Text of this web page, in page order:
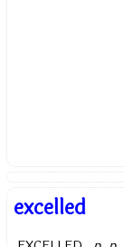
excelled